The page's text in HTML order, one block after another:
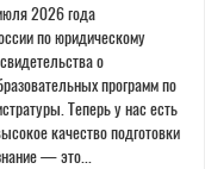
2026 года
по юридическому
о
программ по
Теперь у нас есть
качество подготовки
— это...